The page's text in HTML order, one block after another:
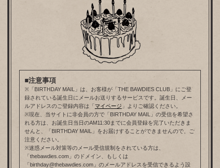
■注意事項
※「BIRTHDAY MAIL」は、お客様が「THE BAWDIES CLUB」にご登
録されている誕生日にメールお送りするサービスです。誕生日、メー
ルアドレスのご登録内容は「マイページ 」よりご確認ください。
※現在、当サイトに非会員の方で「BIRTHDAY MAIL」の受信を希望さ
れる方は、お誕生日当日のAM11:30までに会員登録を完了いただきま
せんと、「BIRTHDAY MAIL」をお届けすることができませんので、ご
注意ください。
※迷惑メール対策等のメール受信規制をされている方は、
「thebawdies.com」のドメイン、もしくは
「birthday@thebawdies.com」のメールアドレスを受信できるよう設